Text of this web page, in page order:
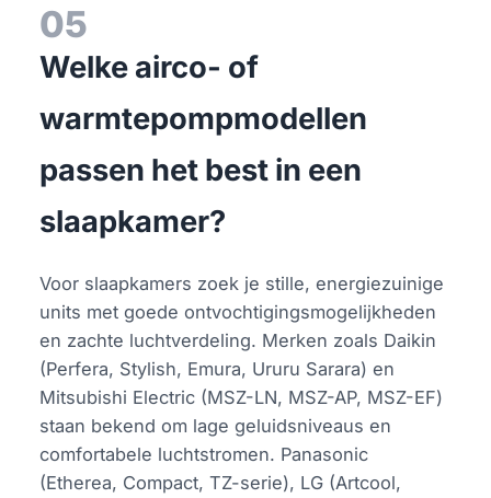
05
Welke airco- of
warmtepompmodellen
passen het best in een
slaapkamer?
Voor slaapkamers zoek je stille, energiezuinige
units met goede ontvochtigingsmogelijkheden
en zachte luchtverdeling. Merken zoals Daikin
(Perfera, Stylish, Emura, Ururu Sarara) en
Mitsubishi Electric (MSZ-LN, MSZ-AP, MSZ-EF)
staan bekend om lage geluidsniveaus en
comfortabele luchtstromen. Panasonic
(Etherea, Compact, TZ-serie), LG (Artcool,